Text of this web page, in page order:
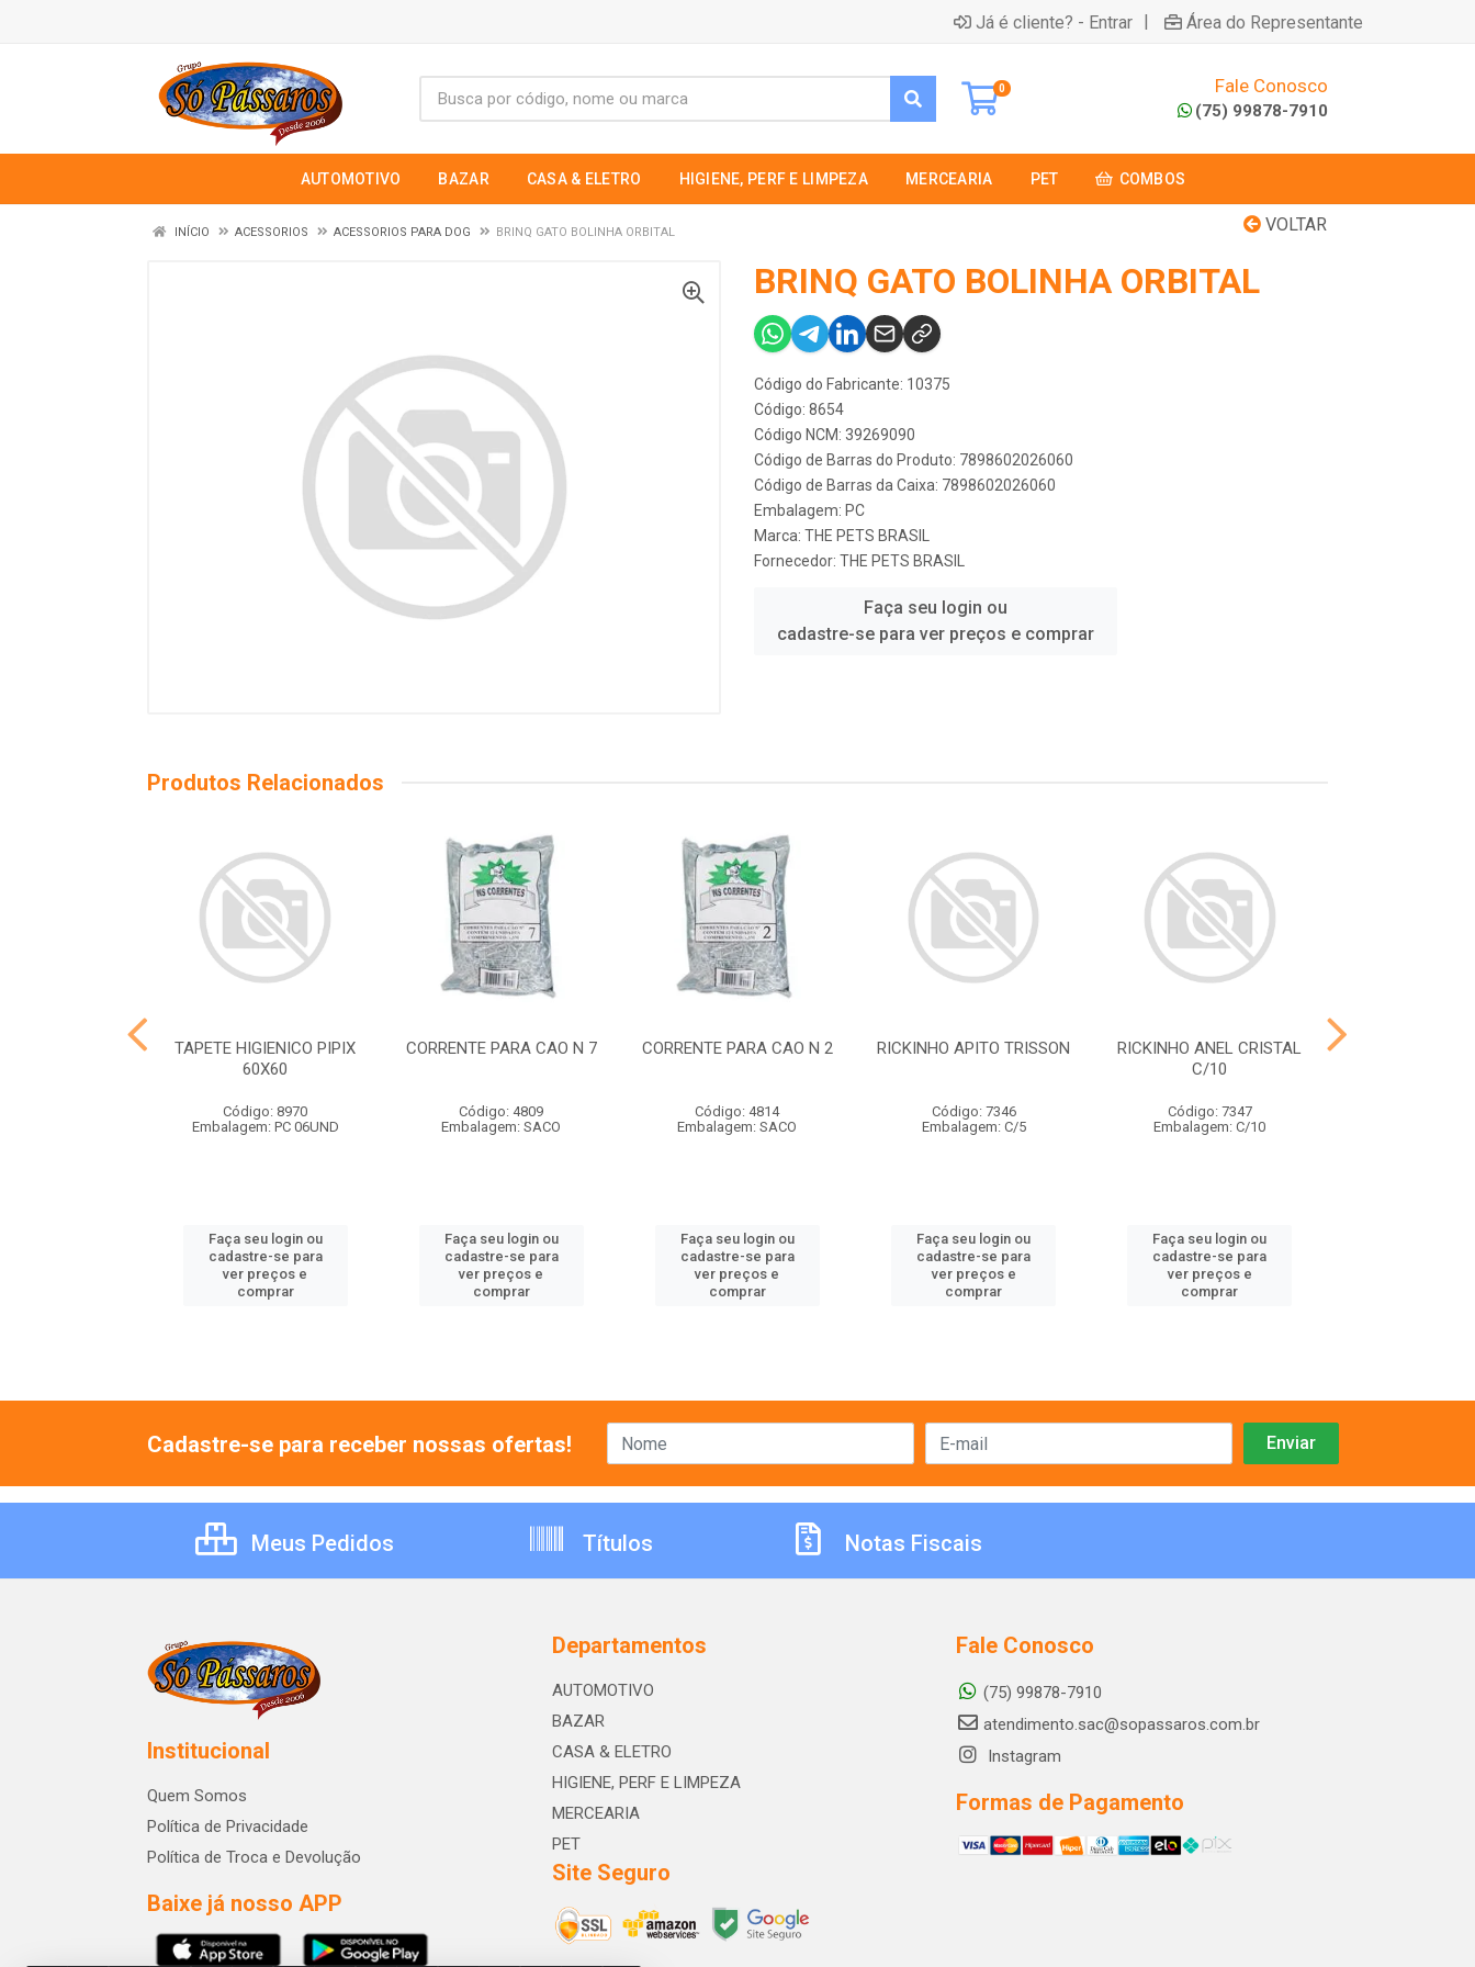
Já é cliente? - Entrar | Área do Representante
0 Fale Conosco
(75) 99878-7910
AUTOMOTIVO BAZAR CASA & ELETRO HIGIENE, PERF E LIMPEZA MERCEARIA PET COMBOS
VOLTAR
INÍCIO ACESSORIOS ACESSORIOS PARA DOG BRINQ GATO BOLINHA ORBITAL
BRINQ GATO BOLINHA ORBITAL
Código do Fabricante: 10375
Código: 8654
Código NCM: 39269090
Código de Barras do Produto: 7898602026060
Código de Barras da Caixa: 7898602026060
Embalagem: PC
Marca: THE PETS BRASIL
Fornecedor: THE PETS BRASIL
Faça seu login ou
cadastre-se para ver preços e comprar
Produtos Relacionados
TAPETE HIGIENICO PIPIX
60X60
Código: 8970
Embalagem: PC 06UND
Faça seu login ou
cadastre-se para
ver preços e
comprar
CORRENTE PARA CAO N 7
Código: 4809
Embalagem: SACO
Faça seu login ou
cadastre-se para
ver preços e
comprar
CORRENTE PARA CAO N 2
Código: 4814
Embalagem: SACO
Faça seu login ou
cadastre-se para
ver preços e
comprar
RICKINHO APITO TRISSON
Código: 7346
Embalagem: C/5
Faça seu login ou
cadastre-se para
ver preços e
comprar
RICKINHO ANEL CRISTAL
C/10
Código: 7347
Embalagem: C/10
Faça seu login ou
cadastre-se para
ver preços e
comprar
Cadastre-se para receber nossas ofertas!
Meus Pedidos Títulos Notas Fiscais
Institucional
Quem Somos
Política de Privacidade
Política de Troca e Devolução
Baixe já nosso APP
Departamentos
AUTOMOTIVO
BAZAR
CASA & ELETRO
HIGIENE, PERF E LIMPEZA
MERCEARIA
PET
Site Seguro
Fale Conosco
(75) 99878-7910
atendimento.sac@sopassaros.com.br
Instagram
Formas de Pagamento